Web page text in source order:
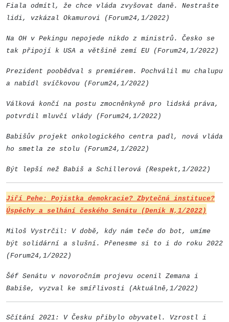
Fiala odmítl, že chce vláda zvyšovat daně. Nestrašte
lidi, vzkázal Okamurovi (Forum24,1/2022)
Na OH v Pekingu nepojede nikdo z ministrů. Česko se
tak připojí k USA a většině zemí EU (Forum24,1/2022)
Prezident poobědval s premiérem. Pochválil mu chalupu
a nabídl svíčkovou (Forum24,1/2022)
Válková končí na postu zmocněnkyně pro lidská práva,
potvrdil mluvčí vlády (Forum24,1/2022)
Babišův projekt onkologického centra padl, nová vláda
ho smetla ze stolu (Forum24,1/2022)
Být lepší než Babiš a Schillerová (Respekt,1/2022)
Jiří Pehe: Pojistka demokracie? Zbytečná instituce?
Úspěchy a selhání českého Senátu (Deník N,1/2022)
Miloš Vystrčil: V době, kdy nám teče do bot, umíme
být solidární a slušní. Přenesme si to i do roku 2022
(Forum24,1/2022)
Šéf Senátu v novoročním projevu ocenil Zemana i
Babiše, vyzval ke smířlivosti (Aktuálně,1/2022)
Sčítání 2021: V Česku přibylo obyvatel. Vzrostl i